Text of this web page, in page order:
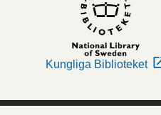
Kungliga Biblioteket